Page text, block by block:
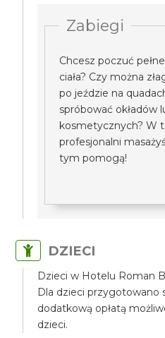
Zabiegi
Chcesz poczuć
ciała? Czy można
po jeździe na
spróbować okładów
kosmetycznych? W
profesjonalni
tym pomogą!
DZIECI
Dzieci w Hotelu Roman
Dla dzieci przygotowano
dodatkową opłatą
dzieci.